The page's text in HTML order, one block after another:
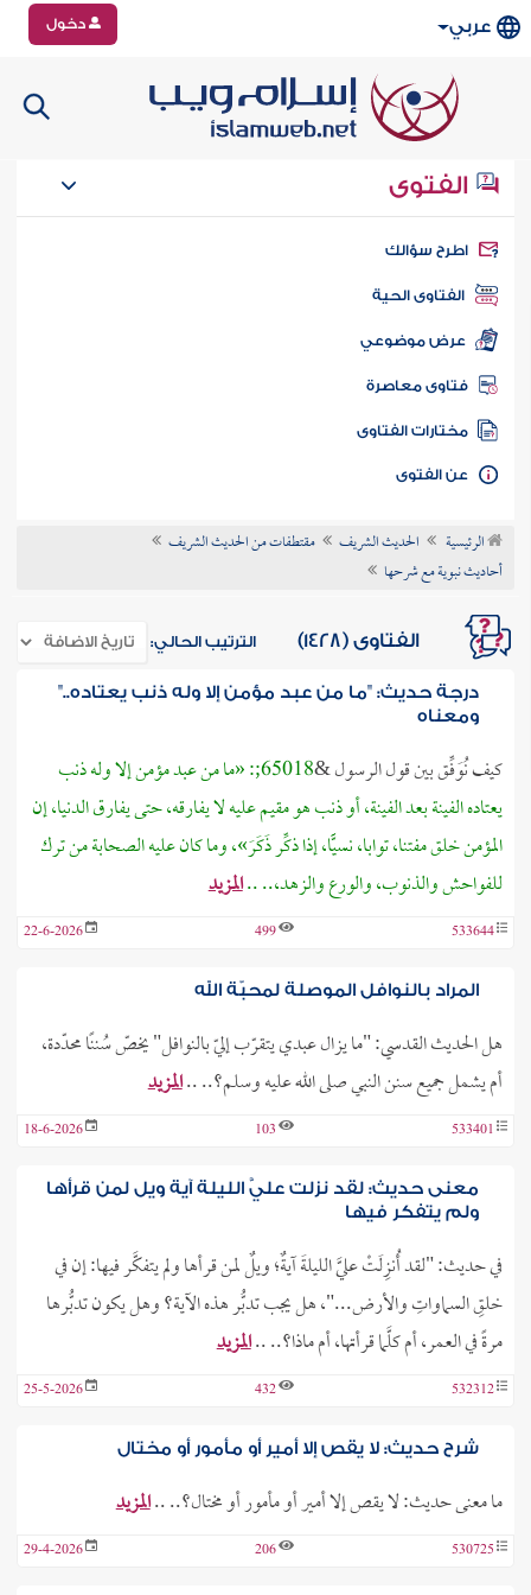
عربي دخول
الفتوى
سؤالك
الفتاوى الحية
عرض موضوعي
فتاوى معاصرة
مختارات الفتاوى
الفتوى
الرئيسية الحديث الشريف
مقتطفات من الحديث الشريف
أحاديث نبوية مع شرحها
الفتاوى (1428) الترتيب الحالي:
درجة حديث: "ما من عبد مؤمن إلا وله ذنب يعتاده.."
ومعناه
كيف نُوَفِّق بين قول الرسول &
65018;: «ما من عبد مؤمن إلا وله ذنب
يعتاده الفينة بعد الفينة، أو ذنب هو مقيم عليه لا يفارقه، حتى يفارق الدنيا، إن
المؤمن خلق مفتنا، توابا، نسيًّا، إذا ذكِّر ذَكَرَ»، وما كان عليه الصحابة من ترك
للفواحش والذنوب، والورع والزهد،.. ..المزيد
533644
499
22-6-2026
المراد بالنوافل الموصلة لمحبّة الله
هل الحديث القدسي: "ما يزال عبدي يتقرّب إليّ بالنوافل" يخصّ سُننًا محدّدة،
أم يشمل جميع سنن النبي صلى الله عليه وسلم؟.. ..المزيد
533401
103
18-6-2026
معنى حديث: لقد نزلت عليَّ الليلة آية ويل لمن قرأها
ولم يتفكر فيها
في حديث: "لقد أُنزِلَتْ عليَّ الليلةَ آيةٌ؛ ويلٌ لمن قرأها ولم يتفكَّر فيها: إن في
خلقِ السماواتِ والأرض..."، هل يجب تدبُّر هذه الآية؟ وهل يكون تدبُّرها
مرةً في العمر، أم كلَّما قرأتها، أم ماذا؟.. ..المزيد
532312
432
25-5-2026
شرح حديث: لا يقص إلا أمير أو مأمور أو مختال
ما معنى حديث: لا يقص إلا أمير أو مأمور أو مختال؟.. ..المزيد
530725
206
29-4-2026